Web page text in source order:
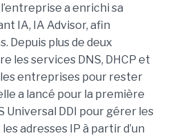
a enrichi sa
IA, IA Advisor, afin
Depuis plus de deux
les services DNS, DHCP et
entreprises pour rester
a lancé pour la première
Universal DDI pour gérer les
adresses IP à partir d’un